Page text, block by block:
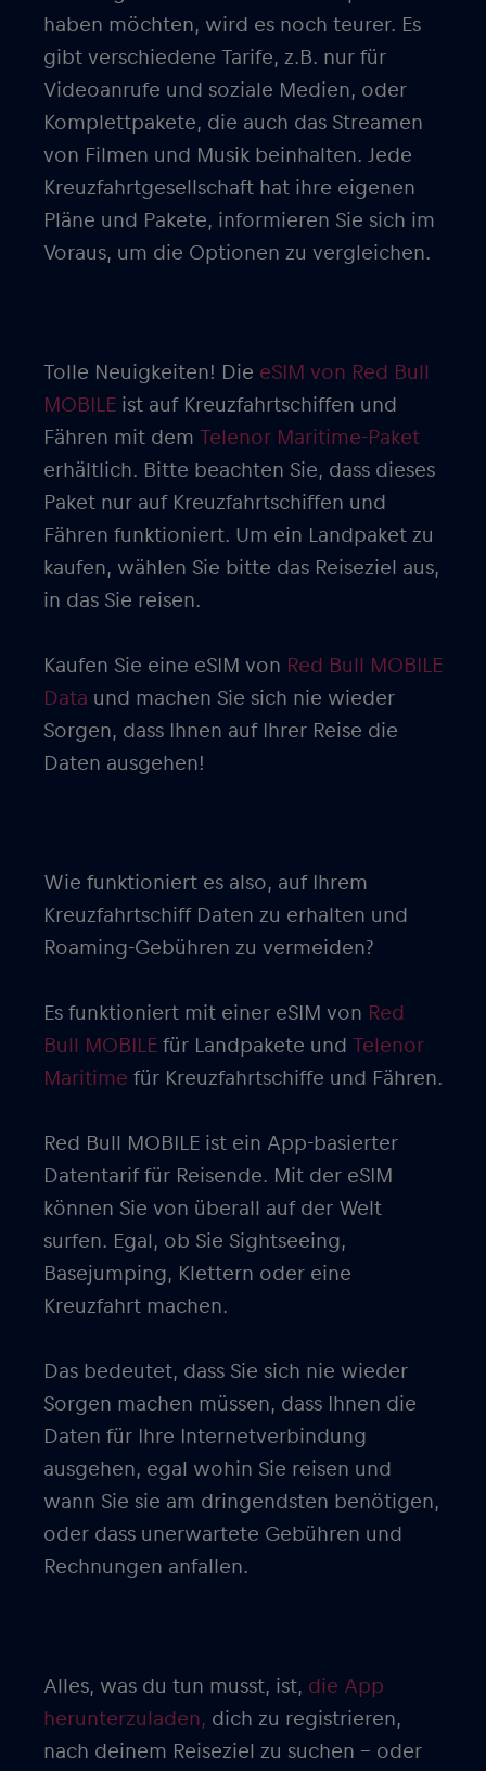
haben möchten, wird es noch teurer. Es
gibt verschiedene Tarife, z.B. nur für
Videoanrufe und soziale Medien, oder
Komplettpakete, die auch das Streamen
von Filmen und Musik beinhalten. Jede
Kreuzfahrtgesellschaft hat ihre eigenen
Pläne und Pakete, informieren Sie sich im
Voraus, um die Optionen zu vergleichen.
Tolle Neuigkeiten! Die eSIM von Red Bull
MOBILE ist auf Kreuzfahrtschiffen und
Fähren mit dem Telenor Maritime-Paket
erhältlich. Bitte beachten Sie, dass dieses
Paket nur auf Kreuzfahrtschiffen und
Fähren funktioniert. Um ein Landpaket zu
kaufen, wählen Sie bitte das Reiseziel aus,
in das Sie reisen.
Kaufen Sie eine eSIM von Red Bull MOBILE
Data und machen Sie sich nie wieder
Sorgen, dass Ihnen auf Ihrer Reise die
Daten ausgehen!
Wie funktioniert es also, auf Ihrem
Kreuzfahrtschiff Daten zu erhalten und
Roaming-Gebühren zu vermeiden?
Es funktioniert mit einer eSIM von Red
Bull MOBILE für Landpakete und Telenor
Maritime für Kreuzfahrtschiffe und Fähren.
Red Bull MOBILE ist ein App-basierter
Datentarif für Reisende. Mit der eSIM
können Sie von überall auf der Welt
surfen. Egal, ob Sie Sightseeing,
Basejumping, Klettern oder eine
Kreuzfahrt machen.
Das bedeutet, dass Sie sich nie wieder
Sorgen machen müssen, dass Ihnen die
Daten für Ihre Internetverbindung
ausgehen, egal wohin Sie reisen und
wann Sie sie am dringendsten benötigen,
oder dass unerwartete Gebühren und
Rechnungen anfallen.
Alles, was du tun musst, ist, die App
herunterzuladen, dich zu registrieren,
nach deinem Reiseziel zu suchen – oder